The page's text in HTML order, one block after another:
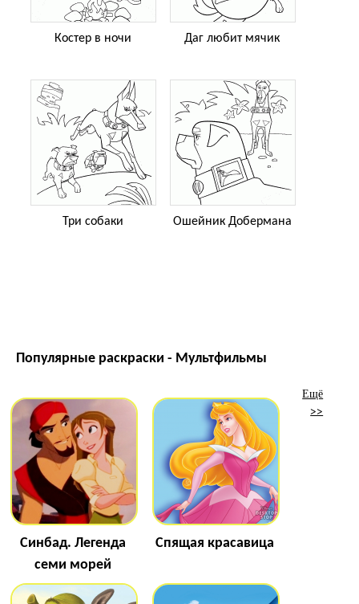
Костер в ночи Даг любит мячик
Три собаки Ошейник Добермана
Популярные раскраски - Мультфильмы
Синбад. Легенда
семи морей
Спящая красавица
Ещё
>>